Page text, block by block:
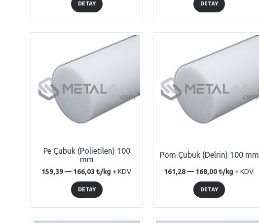
DETAY DETAY
Pe Çubuk (Polietilen) 100
mm
159,39 — 166,03 /kg + KDV
DETAY
Pom Çubuk (Delrin) 100 mm
161,28 — 168,00 /kg + KDV
DETAY